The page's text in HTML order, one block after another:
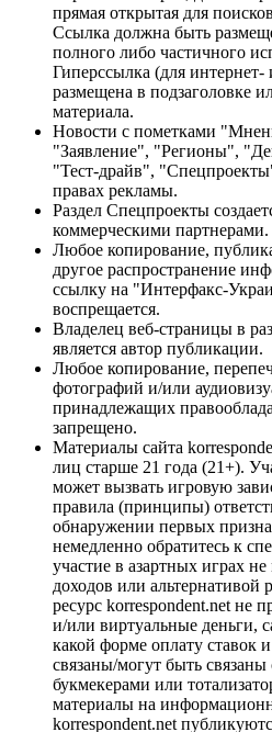
прямая открытая для
Ссылка должна быть
полного либо частичного
Гиперссылка (для
размещена в подзаголовке
материала.
Новости с пометками
"Заявление", "Регионы",
"Тест-драйв",
правах рекламы.
Раздел Спецпроекты
коммерческими партнерами.
Любое копирование,
другое распространение
ссылку на "Интерфакс-
воспрещается.
Владелец веб-страницы в
является автор публикации.
Любое копирование,
фотографий и/или
принадлежащих
запрещено.
Материалы сайта
лиц старше 21 года (21+).
может вызвать игровую
правила (принципы)
обнаружении первых
немедленно обратитесь к
участие в азартных играх
доходов или
ресурс korrespondent.net не
и/или виртуальные деньги,
какой форме оплату ставок
связаны/могут быть
букмекерами или
материалы на
korrespondent.net